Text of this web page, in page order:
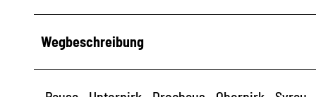
Wegbeschreibung